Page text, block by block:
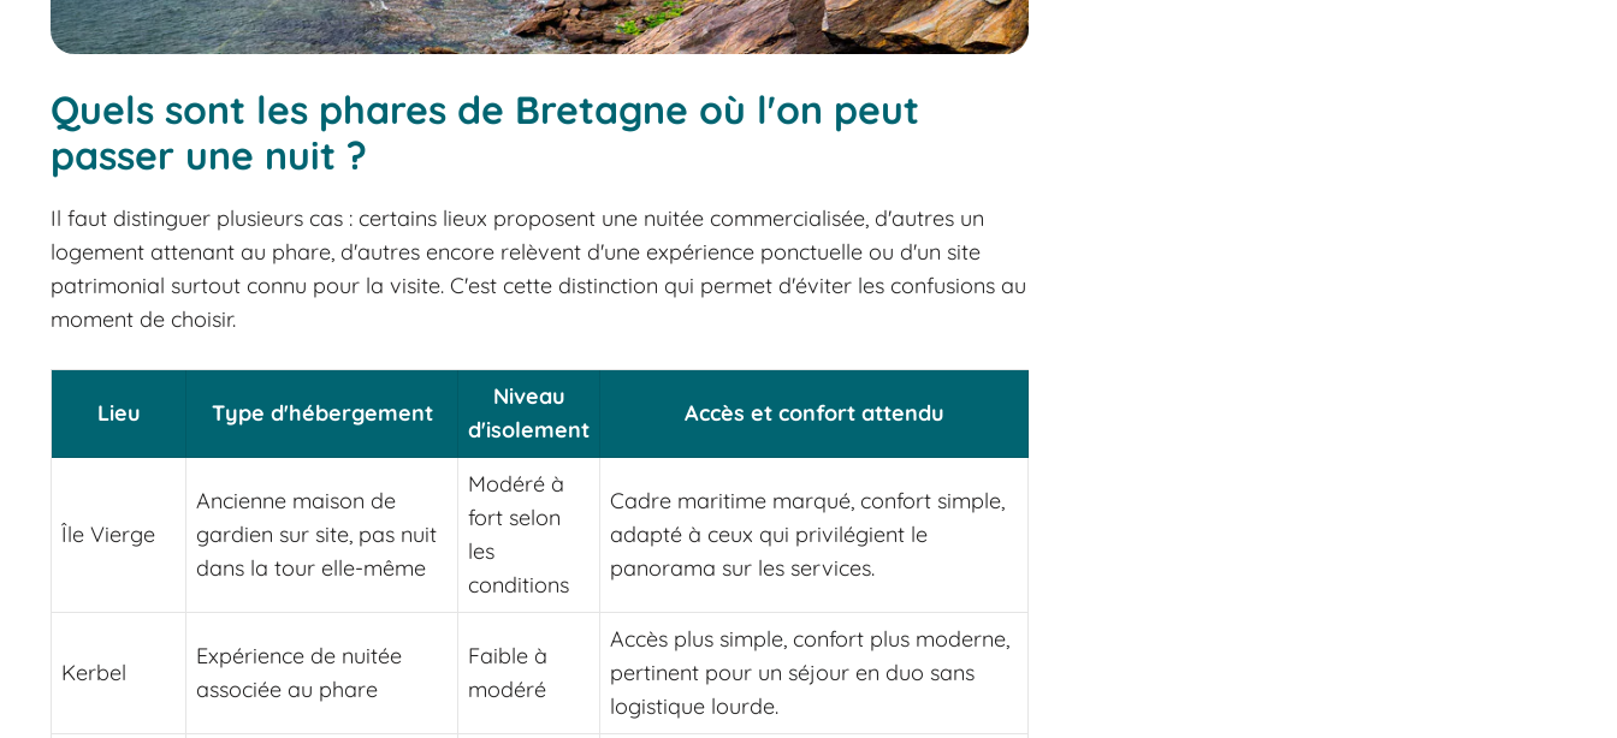
Quels sont les phares de Bretagne où l'on peut
passer une nuit ?
Il faut distinguer plusieurs cas : certains lieux proposent une nuitée commercialisée, d'autres un
logement attenant au phare, d'autres encore relèvent d'une expérience ponctuelle ou d'un site
patrimonial surtout connu pour la visite. C'est cette distinction qui permet d'éviter les confusions au
moment de choisir.
Lieu Type d'hébergement
Niveau
d'isolement
Accès et confort attendu
Île Vierge
Ancienne maison de
gardien sur site, pas nuit
dans la tour elle-même
Modéré à
fort selon
les
conditions
Cadre maritime marqué, confort simple,
adapté à ceux qui privilégient le
panorama sur les services.
Kerbel
Expérience de nuitée
associée au phare
Faible à
modéré
Accès plus simple, confort plus moderne,
pertinent pour un séjour en duo sans
logistique lourde.